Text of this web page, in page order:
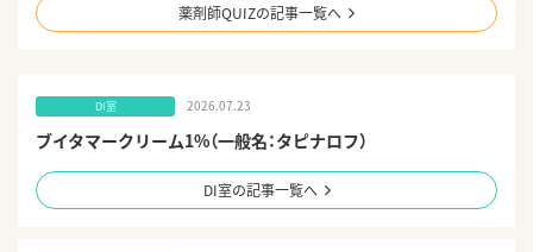
薬剤師QUIZの記事一覧へ
DI室 2026.07.23
ブイタマークリーム1%（一般名：タピナロフ）
DI室の記事一覧へ